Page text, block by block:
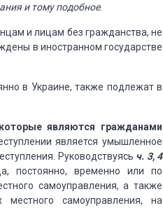
и тому подобное.
и лицам без гражданства, не
в иностранном государстве
в Украине, также подлежат в
являются гражданами
является умышленное
Руководствуясь ч. 3, 4
постоянно, временно или по
самоуправления, а также
самоуправления, на